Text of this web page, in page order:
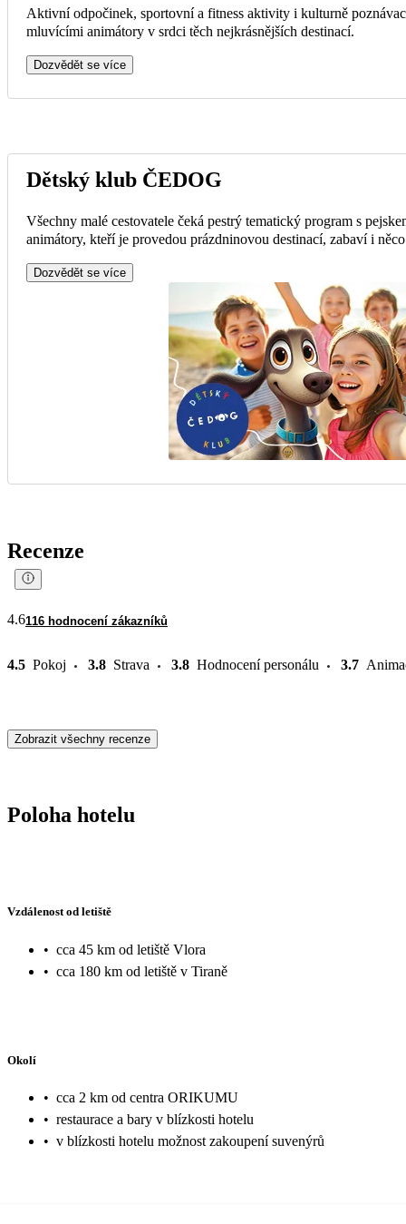
Aktivní odpočinek, sportovní a fitness aktivity i kulturně
mluvícími animátory v srdci těch nejkrásnějších destinací.
Dozvědět se více
Dětský klub ČEDOG
Všechny malé cestovatele čeká pestrý tematický program s
animátory, kteří je provedou prázdninovou destinací, zabaví i
Dozvědět se více
Recenze
4.6116 hodnocení zákazníků
4.5 Pokoj 3.8 Strava 3.8 Hodnocení personálu 3.7
Zobrazit všechny recenze
Poloha hotelu
Vzdálenost od letiště
• cca 45 km od letiště Vlora
• cca 180 km od letiště v Tiraně
Okolí
• cca 2 km od centra ORIKUMU
• restaurace a bary v blízkosti hotelu
• v blízkosti hotelu možnost zakoupení suvenýrů